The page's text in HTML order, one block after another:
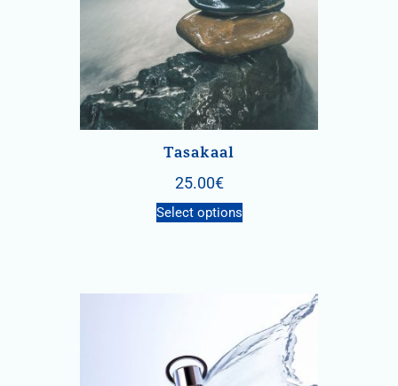
Tasakaal
25.00€
Select options